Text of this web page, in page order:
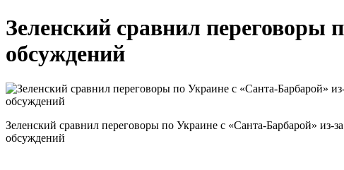
Зеленский сравнил переговоры
обсуждений
Зеленский сравнил переговоры по Украине с «Санта-Барбарой» из-за
обсуждений